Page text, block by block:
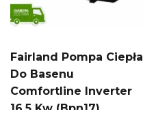
Fairland Pompa Ciepła
Do Basenu
Comfortline Inverter
16,5 Kw (Bpn17)